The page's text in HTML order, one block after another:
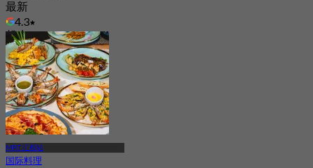
最新
4.3
起฿ 387.5
MRT 汇权站
国际料理